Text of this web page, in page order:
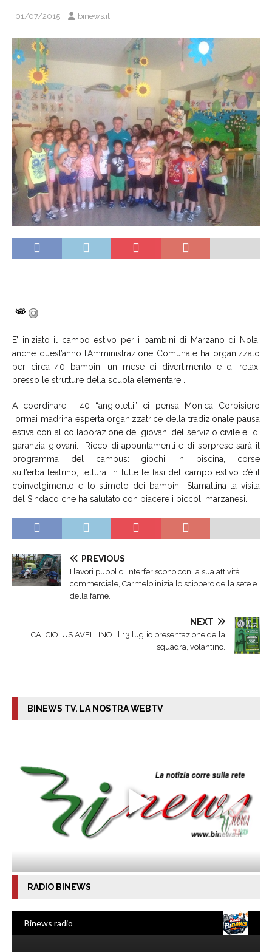
01/07/2015 binews.it
E’ iniziato il campo estivo per i bambini di Marzano di Nola,
anche quest’anno l’Amministrazione Comunale ha organizzato
per circa 40 bambini un mese di divertimento e di relax,
presso le strutture della scuola elementare .
A coordinare i 40 “angioletti” ci pensa Monica Corbisiero
ormai madrina esperta organizzatrice della tradizionale pausa
estiva con al collaborazione dei giovani del servizio civile e di
garanzia giovani. Ricco di appuntamenti e di sorprese sarà il
programma del campus: giochi in piscina, corse
sull’erba teatrino, lettura, in tutte le fasi del campo estivo c’è il
coinvolgimento e lo stimolo dei bambini. Stamattina la visita
del Sindaco che ha salutato con piacere i piccoli marzanesi.
PREVIOUS
I lavori pubblici interferiscono con la sua attività
commerciale, Carmelo inizia lo sciopero della sete e
della fame.
NEXT
CALCIO, US AVELLINO. Il 13 luglio presentazione della
squadra, volantino.
BINEWS TV. LA NOSTRA WEBTV
RADIO BINEWS